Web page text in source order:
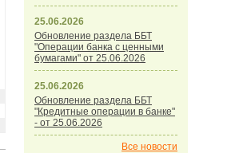
25.06.2026
Обновление раздела ББТ
"Операции банка с ценными
бумагами" от 25.06.2026
25.06.2026
Обновление раздела ББТ
"Кредитные операции в банке"
- от 25.06.2026
Все новости